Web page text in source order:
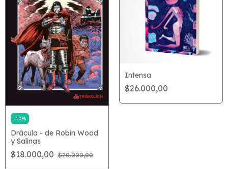
-10%
Drácula - de Robin Wood
y Salinas
$18.000,00 $20.000,00
Intensa
$26.000,00